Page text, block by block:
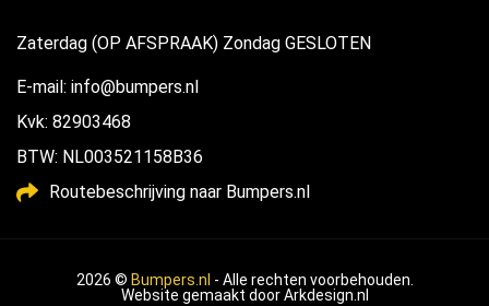
Zaterdag (OP AFSPRAAK) Zondag GESLOTEN
E-mail: info@bumpers.nl
Kvk: 82903468
BTW: NL003521158B36
Routebeschrijving naar Bumpers.nl
2026 © Bumpers.nl - Alle rechten voorbehouden.
Website gemaakt doorArkdesign.nl